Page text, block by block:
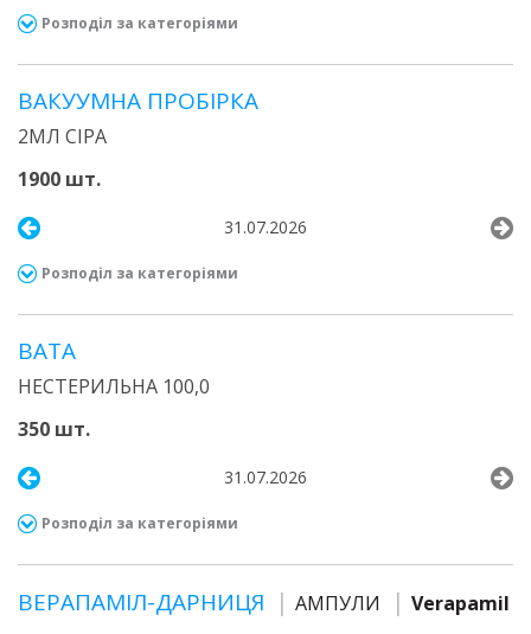
Розподіл за категоріями
ВАКУУМНА ПРОБІРКА
2МЛ СІРА
1900 шт.
31.07.2026
Розподіл за категоріями
ВАТА
НЕСТЕРИЛЬНА 100,0
350 шт.
31.07.2026
Розподіл за категоріями
ВЕРАПАМІЛ-ДАРНИЦЯ АМПУЛИ Verapamil